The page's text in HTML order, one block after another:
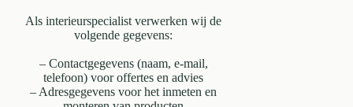
Als interieurspecialist verwerken wij de
volgende gegevens:
– Contactgegevens (naam, e-mail,
telefoon) voor offertes en advies
– Adresgegevens voor het inmeten en